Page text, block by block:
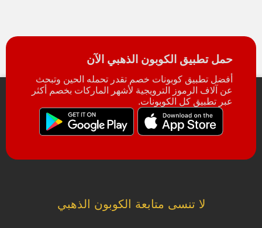
حمل تطبيق الكوبون الذهبي الآن
أفضل تطبيق كوبونات خصم تقدر تحمله الحين وتبحث
عن آلاف الرموز الترويجية لأشهر الماركات بخصم أكثر
عبر تطبيق كل الكوبونات.
لا تنسى متابعة الكوبون الذهبي